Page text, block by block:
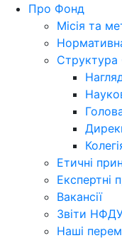
Про Фонд
Місія та
Етичні
Експертні
Вакансії
Звіти
Наші